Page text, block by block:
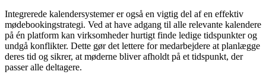
Integrerede kalendersystemer er også en vigtig del af en effektiv
mødebookingstrategi. Ved at have adgang til alle relevante kalendere
på én platform kan virksomheder hurtigt finde ledige tidspunkter og
undgå konflikter. Dette gør det lettere for medarbejdere at planlægge
deres tid og sikrer, at møderne bliver afholdt på et tidspunkt, der
passer alle deltagere.